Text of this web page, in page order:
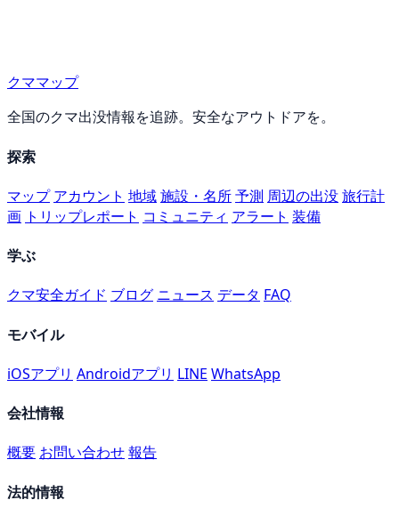
クママップ
全国のクマ出没情報を追跡。安全なアウトドアを。
探索
マップ アカウント 地域施設・名所予測 周辺の出没旅行計
画 トリップレポート コミュニティ アラート 装備
学ぶ
クマ安全ガイド ブログ ニュース データ FAQ
モバイル
iOSアプリ Androidアプリ LINE WhatsApp
会社情報
概要 お問い合わせ報告
法的情報